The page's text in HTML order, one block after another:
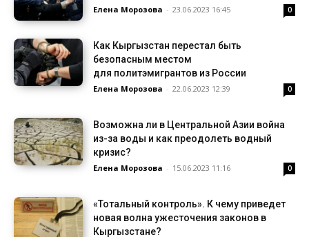
Елена Морозова - 23.06.2023 16:45 0
Как Кыргызстан перестал быть
безопасным местом
для политэмигрантов из России
Елена Морозова - 22.06.2023 12:39 0
Возможна ли в Центральной Азии война
из-за воды и как преодолеть водный
кризис?
Елена Морозова - 15.06.2023 11:16 0
«Тотальный контроль». К чему приведет
новая волна ужесточения законов в
Кыргызстане?